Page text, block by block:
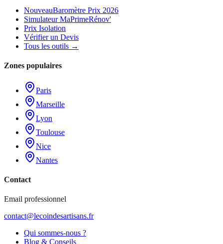
NouveauBaromètre Prix 2026
Simulateur MaPrimeRénov'
Prix Isolation
Vérifier un Devis
Tous les outils →
Zones populaires
Paris
Marseille
Lyon
Toulouse
Nice
Nantes
Contact
Email professionnel
contact@lecoindesartisans.fr
Qui sommes-nous ?
Blog & Conseils